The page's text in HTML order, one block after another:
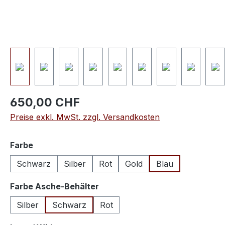
650,00 CHF
Preise exkl. MwSt. zzgl. Versandkosten
Farbeauswählen
Schwarz
Silber Rot Gold Blau
Farbe Asche-Behälter
Silber
Schwarz Rot